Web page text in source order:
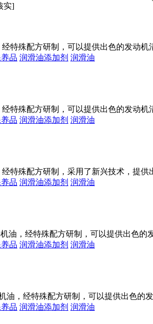
实]
经特殊配方研制，可以提供出色的发动
品 润滑油添加剂 润滑油
经特殊配方研制，可以提供出色的发动
品 润滑油添加剂 润滑油
经特殊配方研制，采用了新兴技术，提
品 润滑油添加剂 润滑油
油，经特殊配方研制，可以提供出色
品 润滑油添加剂 润滑油
油，经特殊配方研制，可以提供出色
品 润滑油添加剂 润滑油